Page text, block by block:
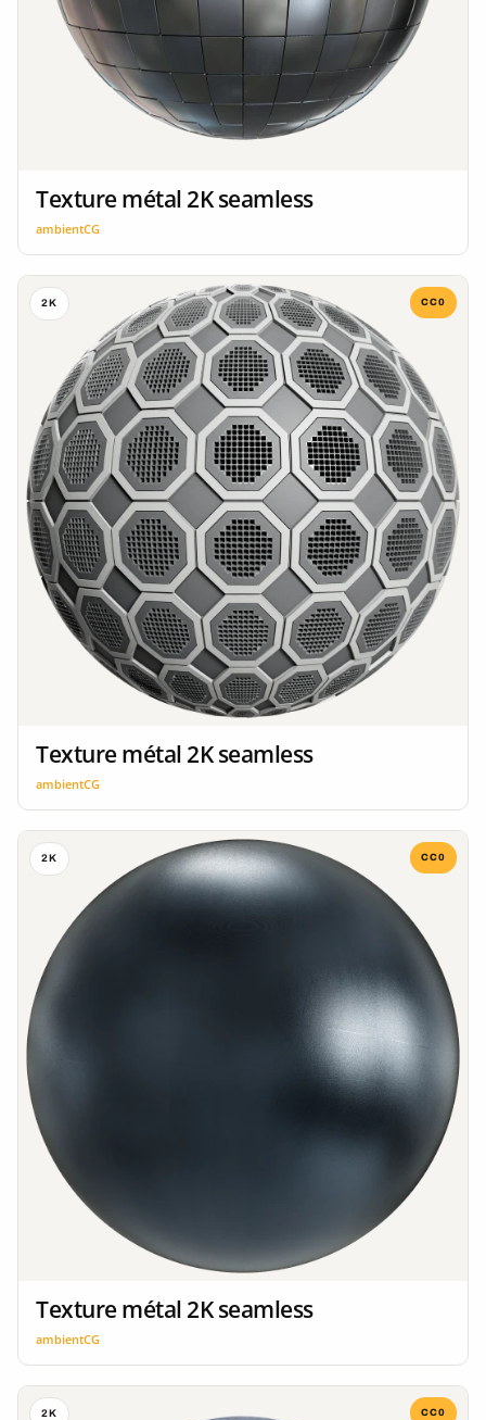
Texture métal 2K seamless
ambientCG
2K CC0
Texture métal 2K seamless
ambientCG
2K CC0
Texture métal 2K seamless
ambientCG
2K CC0